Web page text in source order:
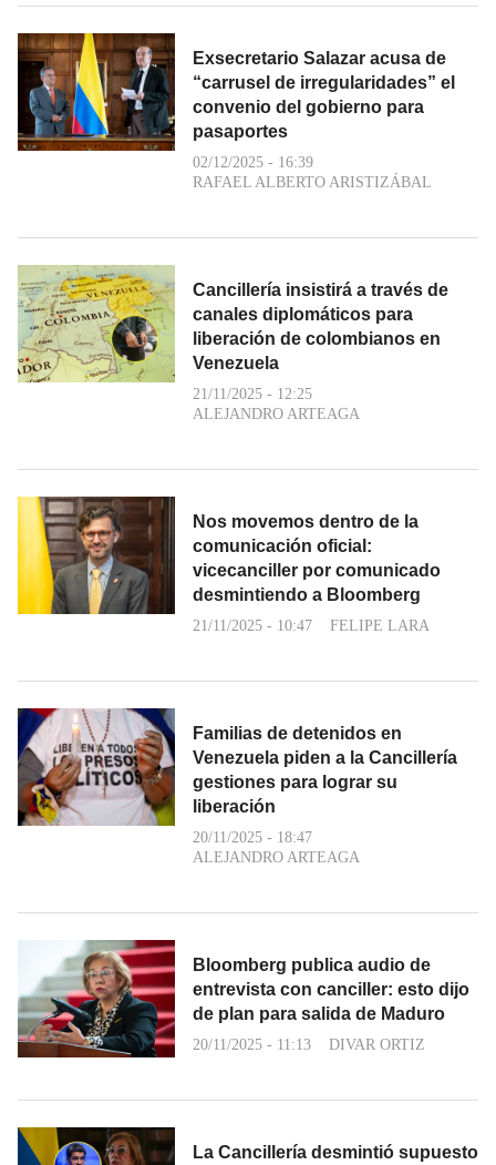
Exsecretario Salazar acusa de
“carrusel de irregularidades” el
convenio del gobierno para
pasaportes
02/12/2025 - 16:39
RAFAEL ALBERTO ARISTIZÁBAL
Cancillería insistirá a través de
canales diplomáticos para
liberación de colombianos en
Venezuela
21/11/2025 - 12:25
ALEJANDRO ARTEAGA
Nos movemos dentro de la
comunicación oficial:
vicecanciller por comunicado
desmintiendo a Bloomberg
21/11/2025 - 10:47 FELIPE LARA
Familias de detenidos en
Venezuela piden a la Cancillería
gestiones para lograr su
liberación
20/11/2025 - 18:47
ALEJANDRO ARTEAGA
Bloomberg publica audio de
entrevista con canciller: esto dijo
de plan para salida de Maduro
20/11/2025 - 11:13 DIVAR ORTIZ
La Cancillería desmintió supuesto